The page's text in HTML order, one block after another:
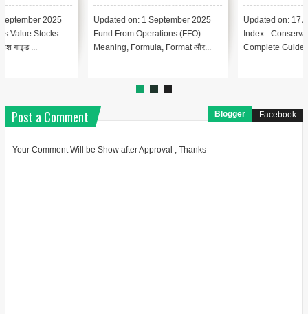
Updated on: 17 August 2025 📑
Index - Conservatism Accounting
Complete Guide In Hindi Le...
Updated on: 17 August 2025 📚
Index – Automated Clearing
House (ACH) क्या है? Lesson 1:...
Post a Comment Blogger Facebook
Your Comment Will be Show after Approval , Thanks